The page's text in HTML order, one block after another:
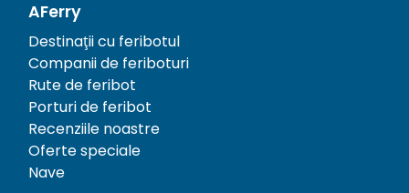
AFerry
Destinații cu feribotul
Companii de feriboturi
Rute de feribot
Porturi de feribot
Recenziile noastre
Oferte speciale
Nave